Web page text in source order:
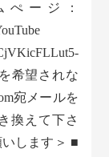
ージ：
希望されな
宛メールを
換えて下さ
します＞ ■